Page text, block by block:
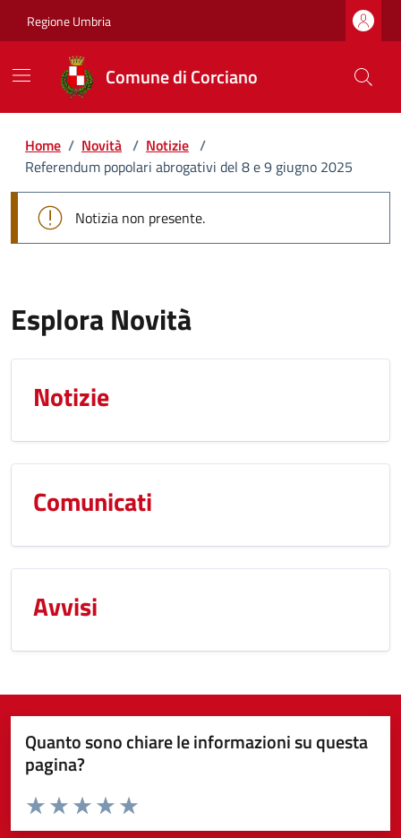
Regione Umbria
Comune di Corciano
Home / Novità / Notizie /
Referendum popolari abrogativi del 8 e 9 giugno 2025
Notizia non presente.
Esplora Novità
Notizie
Comunicati
Avvisi
Quanto sono chiare le informazioni su questa
pagina?
Valuta da 1 a 5 stelle la pagina
Valuta 5 stelle su 5
Valuta 4 stelle su 5
Valuta 3 stelle su 5
Valuta 2 stelle su 5
Valuta 1 stelle su 5